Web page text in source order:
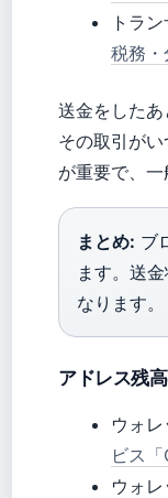
トラ
税務・
送金をした
その取引が
が重要で、
まとめ: ブ
ます。送
なります。
アドレス残
ウォ
ビス
ウォ